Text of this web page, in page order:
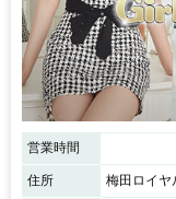
営業時間
住所 梅田ロイヤ